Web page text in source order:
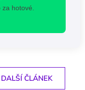
hotové.
DALŠÍ ČLÁNEK